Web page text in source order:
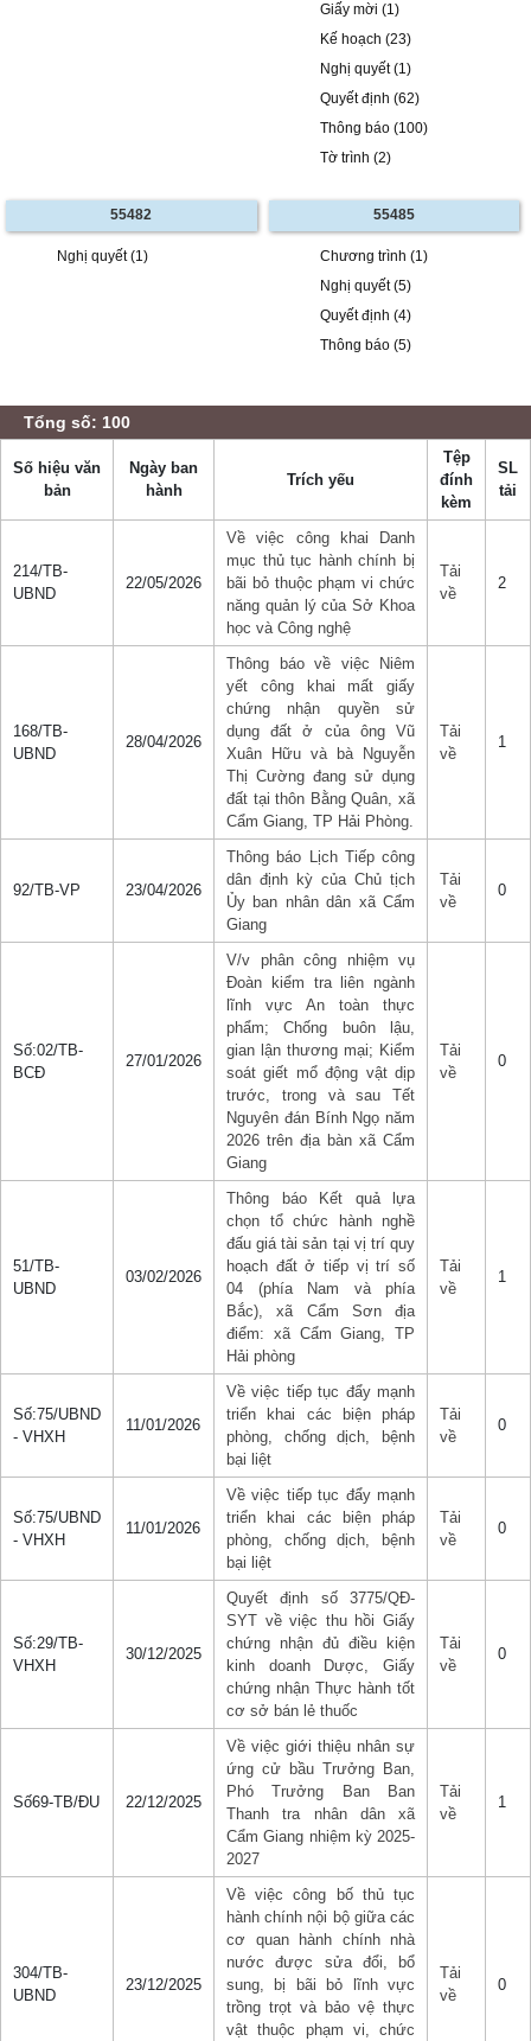
Giấy mời (1)
Kế hoạch (23)
Nghị quyết (1)
Quyết định (62)
Thông báo (100)
Tờ trình (2)
55482
Nghị quyết (1)
55485
Chương trình (1)
Nghị quyết (5)
Quyết định (4)
Thông báo (5)
Tổng số: 100
Số hiệu văn
bản
Ngày ban
hành
Trích yếu
Tệp
đính
kèm
SL
tải
214/TB-
UBND
22/05/2026
Về việc công khai Danh
mục thủ tục hành chính bị
bãi bỏ thuộc phạm vi chức
năng quản lý của Sở Khoa
học và Công nghệ
Tải
về
2
168/TB-
UBND
28/04/2026
Thông báo về việc Niêm
yết công khai mất giấy
chứng nhận quyền sử
dụng đất ở của ông Vũ
Xuân Hữu và bà Nguyễn
Thị Cường đang sử dụng
đất tại thôn Bằng Quân, xã
Cẩm Giang, TP Hải Phòng.
Tải
về
1
92/TB-VP 23/04/2026
Thông báo Lịch Tiếp công
dân định kỳ của Chủ tịch
Ủy ban nhân dân xã Cẩm
Giang
Tải
về
0
Số:02/TB-
BCĐ
27/01/2026
V/v phân công nhiệm vụ
Đoàn kiểm tra liên ngành
lĩnh vực An toàn thực
phẩm; Chống buôn lậu,
gian lận thương mại; Kiểm
soát giết mổ động vật dịp
trước, trong và sau Tết
Nguyên đán Bính Ngọ năm
2026 trên địa bàn xã Cẩm
Giang
Tải
về
0
51/TB-
UBND
03/02/2026
Thông báo Kết quả lựa
chọn tổ chức hành nghề
đấu giá tài sản tại vị trí quy
hoạch đất ở tiếp vị trí số
04 (phía Nam và phía
Bắc), xã Cẩm Sơn địa
điểm: xã Cẩm Giang, TP
Hải phòng
Tải
về
1
Số:75/UBND
- VHXH
11/01/2026
Về việc tiếp tục đẩy mạnh
triển khai các biện pháp
phòng, chống dịch, bệnh
bại liệt
Tải
về
0
Số:75/UBND
- VHXH
11/01/2026
Về việc tiếp tục đẩy mạnh
triển khai các biện pháp
phòng, chống dịch, bệnh
bại liệt
Tải
về
0
Số:29/TB-
VHXH
30/12/2025
Quyết định số 3775/QĐ-
SYT về việc thu hồi Giấy
chứng nhận đủ điều kiện
kinh doanh Dược, Giấy
chứng nhận Thực hành tốt
cơ sở bán lẻ thuốc
Tải
về
0
Số69-TB/ĐU 22/12/2025
Về việc giới thiệu nhân sự
ứng cử bầu Trưởng Ban,
Phó Trưởng Ban Ban
Thanh tra nhân dân xã
Cẩm Giang nhiệm kỳ 2025-
2027
Tải
về
1
304/TB-
UBND
23/12/2025
Về việc công bố thủ tục
hành chính nội bộ giữa các
cơ quan hành chính nhà
nước được sửa đổi, bổ
sung, bị bãi bỏ lĩnh vực
trồng trọt và bảo vệ thực
vật thuộc phạm vi, chức
Tải
về
0